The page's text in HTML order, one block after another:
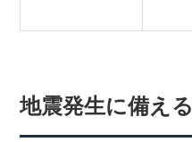
地震発生に備える